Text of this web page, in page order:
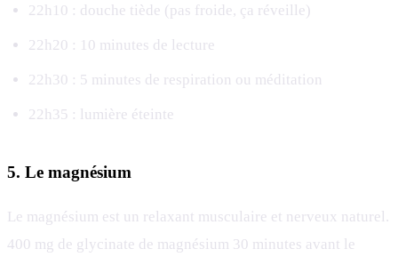
22h10 : douche tiède (pas froide, ça réveille)
22h20 : 10 minutes de lecture
22h30 : 5 minutes de respiration ou méditation
22h35 : lumière éteinte
5. Le magnésium
Le magnésium est un relaxant musculaire et nerveux naturel.
400 mg de glycinate de magnésium 30 minutes avant le